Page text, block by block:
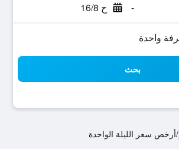
- ح 16/8
بحث
/أرخص سعر الليلة الواحدة